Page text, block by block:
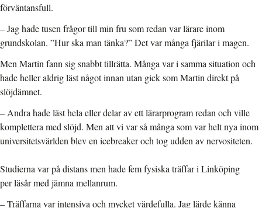
förväntansfull.
–Jag hade tusen frågor till min fru som redan var lärare inom
grundskolan. ”Hur ska man tänka?” Det var många fjärilar i magen.
Men Martin fann sig snabbt tillrätta. Många var i samma situation och
hade heller aldrig läst något innan utan gick som Martin direkt på
slöjdämnet.
– Andra hade läst hela eller delar av ett lärarprogram redan och ville
komplettera med slöjd. Men att vi var så många som var helt nya inom
universitetsvärlden blev en icebreaker och tog udden av nervositeten.
Studierna var på distans men hade fem fysiska träffar i Linköping
per läsår med jämna mellanrum.
–Träffarna var intensiva och mycket värdefulla. Jag lärde känna